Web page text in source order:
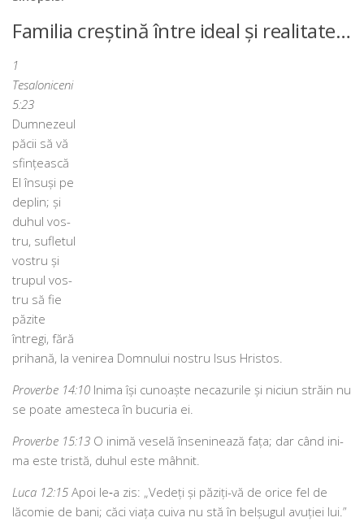
Familia creștină între ideal și realitate…
1
Tesaloniceni
5:23
Dumnezeul
păcii să vă
sfin­țeas­că
El însuși pe
deplin; și
duhul vos­
tru, sufle­tul
vos­tru și
tru­pul vos­
tru să fie
păzi­te
întregi, fără
pri­ha­nă, la veni­rea Domnului nos­tru Isus Hristos.
Proverbe 14:10 Inima își cunoaș­te neca­zu­ri­le și niciun stră­in nu
se poa­te ames­te­ca în bucu­ria ei.
Proverbe 15:13 O ini­mă vese­lă înse­ni­nea­ză fața; dar când ini­
ma este tris­tă, duhul este mâhnit.
Luca 12:15 Apoi le‑a zis: „Vedeți și păziți-vă de ori­ce fel de
lăco­mie de bani; căci via­ța cui­va nu stă în bel­șu­gul avu­ți­ei lui.”